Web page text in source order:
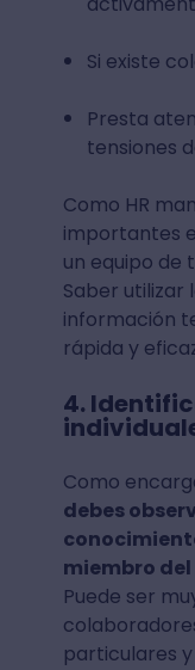
Si existe
Presta
tensiones
Como HR
importantes
un equipo de
Saber
información
rápida y
4.
Como
debes
miembro
Puede ser
particulares